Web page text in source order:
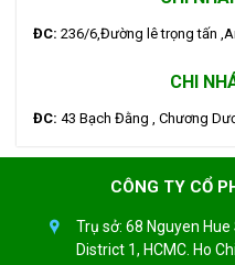
ĐC: 236/6,Đường lê trọng tấn
CHI
ĐC: 43 Bạch Đằng , Chương
CÔNG TY CỔ
Trụ sở: 68 Nguyen
District 1, HCMC. Ho